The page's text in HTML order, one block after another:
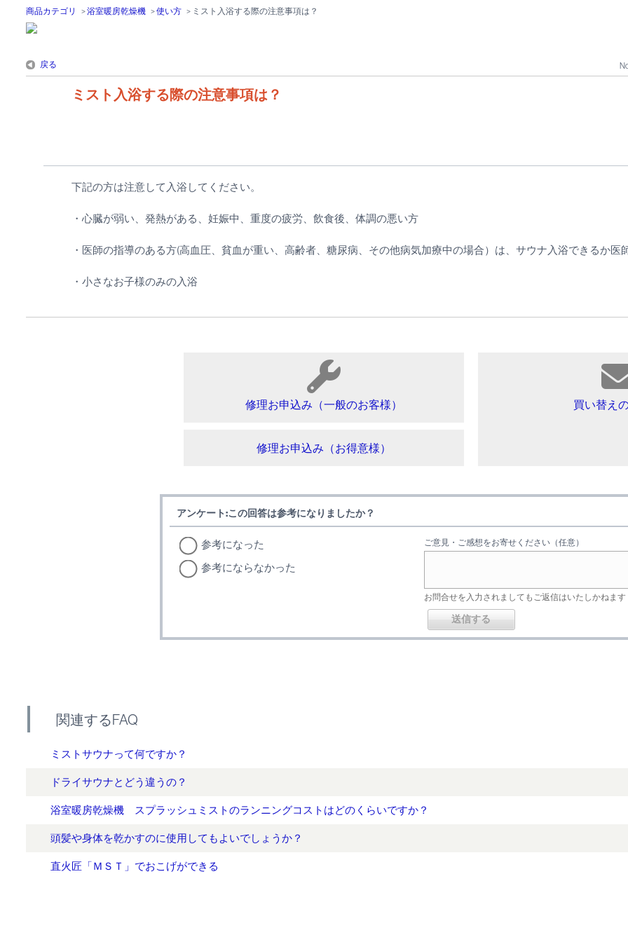
商品カテゴリ >浴室暖房乾燥機 >使い方 > ミスト入浴する際の注意事項は？
戻る
ミスト入浴する際の注意事項は？
下記の方は注意して入浴してください。
・心臓が弱い、発熱がある、妊娠中、重度の疲労、飲食後、体調の悪い方
・医師の指導のある方(高血圧、貧血が重い、高齢者、糖尿病、その他病気加療中の場合）は、サウナ入浴できるか医
・小さなお子様のみの入浴
修理お申込み（一般のお客様）
修理お申込み（お得意様）
買い替え
アンケート:この回答は参考になりましたか？
参考になった
参考にならなかった
ご意見・ご感想をお寄せください（任意）
お問合せを入力されましてもご返信はいたしかねます
関連するFAQ
ミストサウナって何ですか？
ドライサウナとどう違うの？
浴室暖房乾燥機 スプラッシュミストのランニングコストはどのくらいですか？
頭髪や身体を乾かすのに使用してもよいでしょうか？
直火匠「ＭＳＴ」でおこげができる